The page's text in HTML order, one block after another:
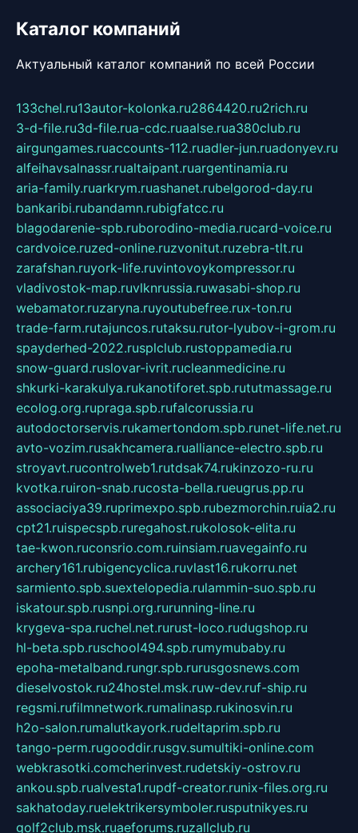
Каталог компаний
Актуальный каталог компаний по всей России
133chel.ru13autor-kolonka.ru2864420.ru2rich.ru
3-d-file.ru3d-file.rua-cdc.ruaalse.rua380club.ru
airgungames.ruaccounts-112.ruadler-jun.ruadonyev.ru
alfeihavsalnassr.rualtaipant.ruargentinamia.ru
aria-family.ruarkrym.ruashanet.rubelgorod-day.ru
bankaribi.rubandamn.rubigfatcc.ru
blagodarenie-spb.ruborodino-media.rucard-voice.ru
cardvoice.ruzed-online.ruzvonitut.ruzebra-tlt.ru
zarafshan.ruyork-life.ruvintovoykompressor.ru
vladivostok-map.ruvlknrussia.ruwasabi-shop.ru
webamator.ruzaryna.ruyoutubefree.rux-ton.ru
trade-farm.rutajuncos.rutaksu.rutor-lyubov-i-grom.ru
spayderhed-2022.rusplclub.rustoppamedia.ru
snow-guard.ruslovar-ivrit.rucleanmedicine.ru
shkurki-karakulya.rukanotiforet.spb.rututmassage.ru
ecolog.org.rupraga.spb.rufalcorussia.ru
autodoctorservis.rukamertondom.spb.runet-life.net.ru
avto-vozim.rusakhcamera.rualliance-electro.spb.ru
stroyavt.rucontrolweb1.rutdsak74.rukinzozo-ru.ru
kvotka.ruiron-snab.rucosta-bella.rueugrus.pp.ru
associaciya39.ruprimexpo.spb.rubezmorchin.ruia2.ru
cpt21.ruispecspb.ruregahost.rukolosok-elita.ru
tae-kwon.ruconsrio.com.ruinsiam.ruavegainfo.ru
archery161.rubigencyclica.ruvlast16.rukorru.net
sarmiento.spb.suextelopedia.rulammin-suo.spb.ru
iskatour.spb.rusnpi.org.rurunning-line.ru
krygeva-spa.ruchel.net.rurust-loco.rudugshop.ru
hl-beta.spb.ruschool494.spb.rumymubaby.ru
epoha-metalband.rungr.spb.rurusgosnews.com
dieselvostok.ru24hostel.msk.ruw-dev.ruf-ship.ru
regsmi.rufilmnetwork.rumalinasp.rukinosvin.ru
h2o-salon.rumalutkayork.rudeltaprim.spb.ru
tango-perm.rugooddir.rusgv.sumultiki-online.com
webkrasotki.comcherinvest.rudetskiy-ostrov.ru
ankou.spb.rualvesta1.rupdf-creator.runix-files.org.ru
sakhatoday.ruelektrikersymboler.rusputnikyes.ru
golf2club.msk.ruaeforums.ruzallclub.ru